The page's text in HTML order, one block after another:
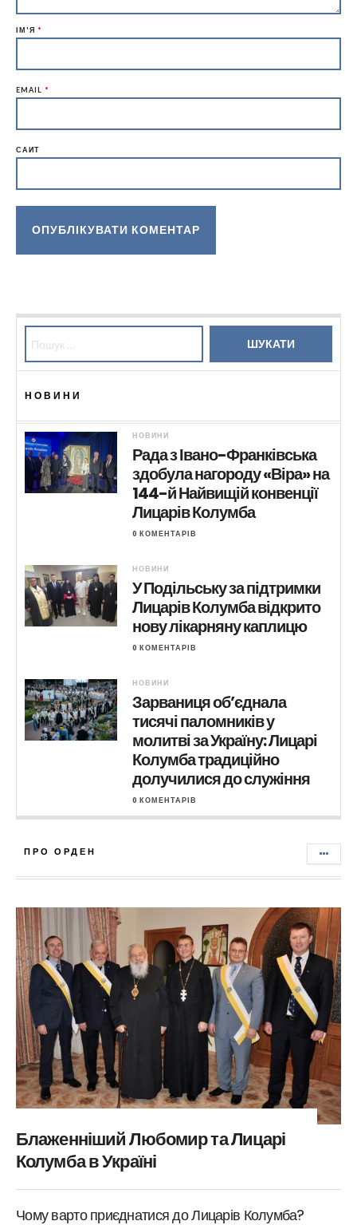
ІМ'Я *
EMAIL *
САЙТ
НОВИНИ
НОВИНИ
Рада з Івано-Франківська
здобула нагороду «Віра» на
144-й Найвищій конвенції
Лицарів Колумба
0 КОМЕНТАРІВ
НОВИНИ
У Подільську за підтримки
Лицарів Колумба відкрито
нову лікарняну каплицю
0 КОМЕНТАРІВ
НОВИНИ
Зарваниця об’єднала
тисячі паломників у
молитві за Україну: Лицарі
Колумба традиційно
долучилися до служіння
0 КОМЕНТАРІВ
ПРО ОРДЕН
Блаженніший Любомир та Лицарі
Колумба в Україні
Чому варто приєднатися до Лицарів Колумба?